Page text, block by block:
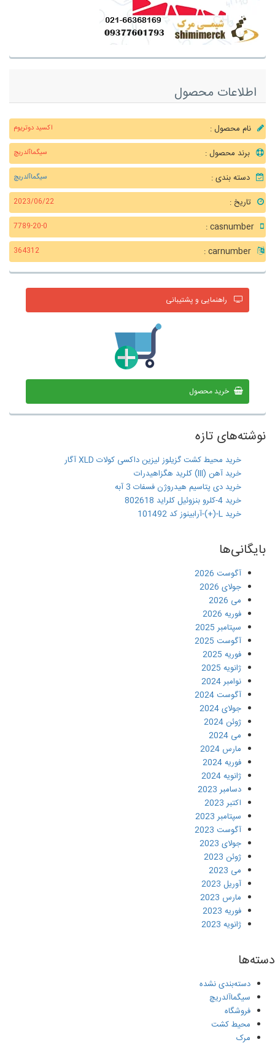
اطلاعات محصول
نام محصول : اکسید دوتریوم
برند محصول : سیگماآلدریچ
دسته بندی : سیگماآلدریچ
تاریخ : 2023/06/22
7789-20-0
364312
راهنمایی و پشتیبانی
خرید محصول
نوشته‌های تازه
خرید محیط کشت گزیلوز لیزین داکسی کولات XLD آگار
خرید آهن (III) کلرید هگزاهیدرات
خرید دی پتاسیم هیدروژن فسفات 3 آبه
خرید 4-کلرو بنزوئیل کلراید 802618
خرید L-(+)-آرابینوز کد 101492
بایگانی‌ها
آگوست 2026
جولای 2026
می 2026
فوریه 2026
سپتامبر 2025
آگوست 2025
فوریه 2025
ژانویه 2025
نوامبر 2024
آگوست 2024
جولای 2024
ژوئن 2024
می 2024
مارس 2024
فوریه 2024
ژانویه 2024
دسامبر 2023
اکتبر 2023
سپتامبر 2023
آگوست 2023
جولای 2023
ژوئن 2023
می 2023
آوریل 2023
مارس 2023
فوریه 2023
ژانویه 2023
دسته‌ها
دسته‌بندی نشده
سیگماآلدریچ
فروشگاه
محیط کشت
مرک